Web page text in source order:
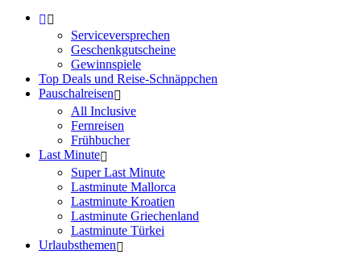
Serviceversprechen
Geschenkgutscheine
Gewinnspiele
Top Deals und Reise-Schnäppchen
Pauschalreisen
All Inclusive
Fernreisen
Frühbucher
Last Minute
Super Last Minute
Lastminute Mallorca
Lastminute Kroatien
Lastminute Griechenland
Lastminute Türkei
Urlaubsthemen